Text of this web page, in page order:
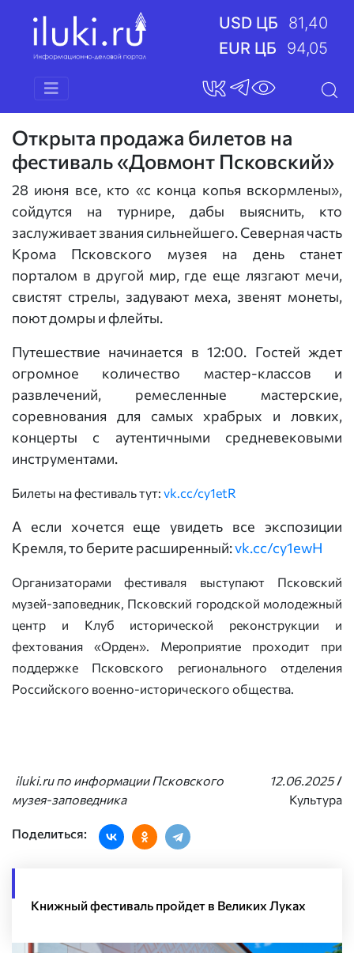
USD ЦБ
81,40
EUR ЦБ
94,05
Открыта продажа билетов на
фестиваль «Довмонт Псковский»
28 июня все, кто «с конца копья вскормлены»,
сойдутся на турнире, дабы выяснить, кто
заслуживает звания сильнейшего. Северная часть
Крома Псковского музея на день станет
порталом в другой мир, где еще лязгают мечи,
свистят стрелы, задувают меха, звенят монеты,
поют домры и флейты.
Путешествие начинается в 12:00. Гостей ждет
огромное количество мастер-классов и
развлечений, ремесленные мастерские,
соревнования для самых храбрых и ловких,
концерты с аутентичными средневековыми
инструментами.
Билеты на фестиваль тут: vk.cc/cy1etR
А если хочется еще увидеть все экспозиции
Кремля, то берите расширенный:vk.cc/cy1ewH
Организаторами фестиваля выступают Псковский
музей-заповедник, Псковский городской молодежный
центр и Клуб исторической реконструкции и
фехтования «Орден». Мероприятие проходит при
поддержке Псковского регионального отделения
Российского военно-исторического общества.
iluki.ru по информации Псковского
музея-заповедника
12.06.2025 /
Культура
Поделиться:
Книжный фестиваль пройдет в Великих Луках